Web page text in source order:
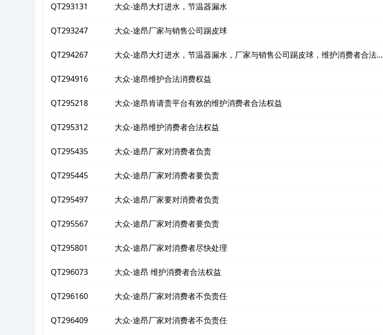
QT293131 大众-途昂大灯进水，节温器漏水
QT293247 大众-途昂厂家与销售公司踢皮球
QT294267
大众-途昂大灯进水，节温器漏水，厂家与销售公司踢皮球，维护消费者合法权
QT294916 大众-途昂维护合法消费权益
QT295218 大众-途昂肯请贵平台有效的维护消费者合法权益
QT295312 大众-途昂维护消费者合法权益
QT295435 大众-途昂厂家对消费者负责
QT295445 大众-途昂厂家对消费者要负责
QT295497 大众-途昂厂家要对消费者负责
QT295567 大众-途昂厂家对消费者要负责
QT295801 大众-途昂厂家对消费者尽快处理
QT296073 大众-途昂 维护消费者合法权益
QT296160 大众-途昂厂家对消费者不负责任
QT296409 大众-途昂厂家对消费者不负责任